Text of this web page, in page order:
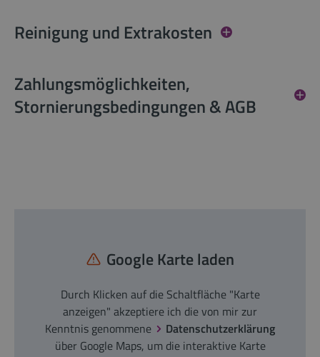
Reinigung und Extrakosten
Zahlungsmöglichkeiten,
Stornierungsbedingungen & AGB
Google Karte laden
Durch Klicken auf die Schaltfläche "Karte
anzeigen" akzeptiere ich die von mir zur
Kenntnis genommene
Datenschutzerklärung
über Google Maps, um die interaktive Karte